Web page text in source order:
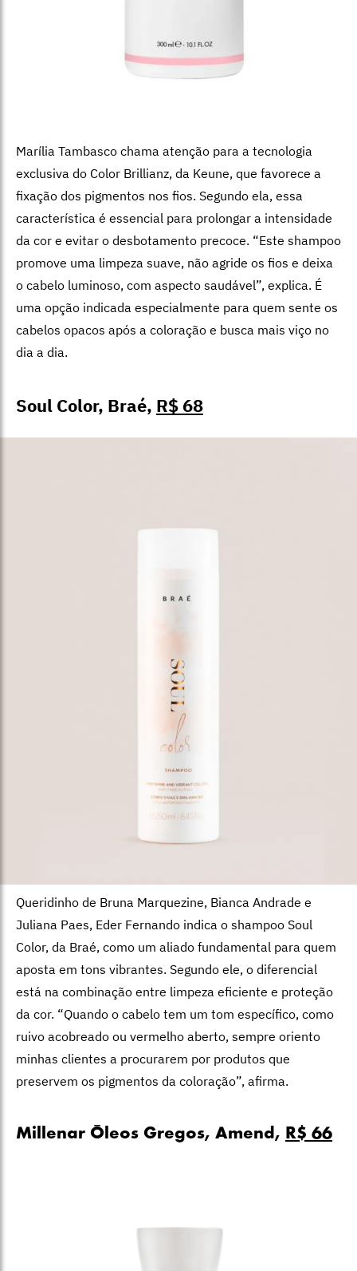
Marília Tambasco chama atenção para a tecnologia
exclusiva do Color Brillianz, da Keune, que favorece a
fixação dos pigmentos nos fios. Segundo ela, essa
característica é essencial para prolongar a intensidade
da cor e evitar o desbotamento precoce. “Este shampoo
promove uma limpeza suave, não agride os fios e deixa
o cabelo luminoso, com aspecto saudável”, explica. É
uma opção indicada especialmente para quem sente os
cabelos opacos após a coloração e busca mais viço no
dia a dia.
Soul Color, Braé, R$ 68
Queridinho de Bruna Marquezine, Bianca Andrade e
Juliana Paes, Eder Fernando indica o shampoo Soul
Color, da Braé, como um aliado fundamental para quem
aposta em tons vibrantes. Segundo ele, o diferencial
está na combinação entre limpeza eficiente e proteção
da cor. “Quando o cabelo tem um tom específico, como
ruivo acobreado ou vermelho aberto, sempre oriento
minhas clientes a procurarem por produtos que
preservem os pigmentos da coloração”, afirma.
Millenar Óleos Gregos, Amend, R$ 66